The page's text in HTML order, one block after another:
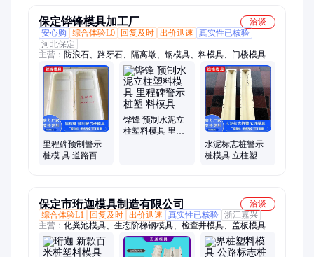
保定铧锋模具加工厂
洽谈
安心购
综合体验L0 回复及时 出价迅速
真实性已核验
河北保定
主营： 防浪石、路牙石、隔离墩、钢模具、料模具、门楼模具、
护坡模具、圆井模具、塑料模板、注塑模具、方井模具、枕轨模
具、立柱模具、础墩模具、风电模具、遮板模具、鱼礁模具、楼
梯模具、防浪模具、钢模板、高铁雨棚、监控灯杆、边沟盖板、
电缆槽模、地基模板
里程碑预制警示
桩模 具 道路百米
铧锋 预制水泥立
柱塑料模具 里程
水泥标志桩警示
桩模具 立柱塑料
保定市珩迦模具制造有限公司
洽谈
综合体验L1
回复及时 出价迅速 真实性已核验 浙江嘉兴
主营： 化粪池模具、生态阶梯钢模具、检查井模具、盖板模具、
基础墩模具、防浪块模具、光伏墩模具、连锁块模具、花池砖模
具、防古地砖模具、路沿石模具、防撞墙模具、隔离墩模具、护